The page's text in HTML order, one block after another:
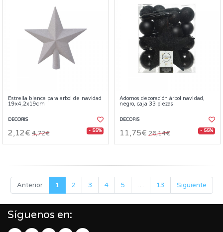
Estrella blanca para arbol de navidad
19x4,2x19cm
DECORIS
2,12€ 4,72€ - 55%
Adornos decoración árbol navidad,
negro, caja 33 piezas
DECORIS
11,75€ 26,14€ - 55%
Anterior 1 2 3 4 5 … 13 Siguiente
Síguenos en: